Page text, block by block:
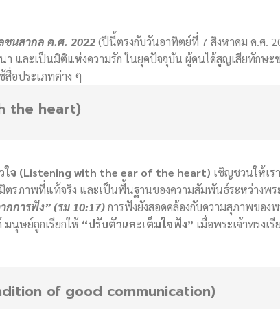
ชนสากล ค.ศ. 2022(ปีนี้ตรงกับวันอาทิตย์ที่ 7 สิงหาคม ค.ศ.
และเป็นมิติแห่งความรัก ในยุคปัจจุบัน ผู้คนได้สูญเสียทักษะข
สื่อประเภทต่าง ๆ
the heart)
ใจ (Listening with the ear of the heart) เชิญชวนให้เร
ตรภาพที่แท้จริง และเป็นพื้นฐานของความสัมพันธ์ระหว่างพ
กการฟัง” (รม 10:17)การฟังยังสอดคล้องกับความสุภาพของพ
นุษย์ถูกเรียกให้ “ปรับตัวและเต็มใจฟัง” เมื่อพระเจ้าทรง
of good communication)